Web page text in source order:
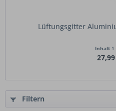
Lüftungsgitter
Inhalt 1
Filtern